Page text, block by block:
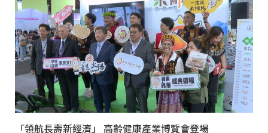
「領航長壽新經濟」 高齡健康產業博覽會登場